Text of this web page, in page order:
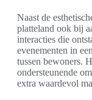
Naast de
platteland ook bij
interacties die
evenementen in
tussen bewoners.
ondersteunende
extra waardevol